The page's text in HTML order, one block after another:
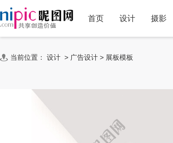
首页 设计 摄影
当前位置： 设计 > 广告设计 > 展板模板